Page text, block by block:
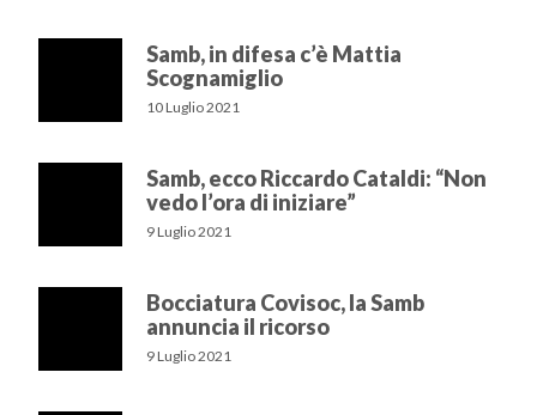
Samb, in difesa c’è Mattia
Scognamiglio
10 Luglio 2021
Samb, ecco Riccardo Cataldi: “Non
vedo l’ora di iniziare”
9 Luglio 2021
Bocciatura Covisoc, la Samb
annuncia il ricorso
9 Luglio 2021